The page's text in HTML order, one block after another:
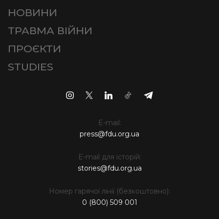
НОВИНИ
ТРАВМА ВІЙНИ
ПРОЄКТИ
STUDIES
E-mail:
press@fdu.org.ua
E-mail для історій:
stories@fdu.org.ua
Номер гарячої лінії (безкоштовно):
0 (800) 509 001